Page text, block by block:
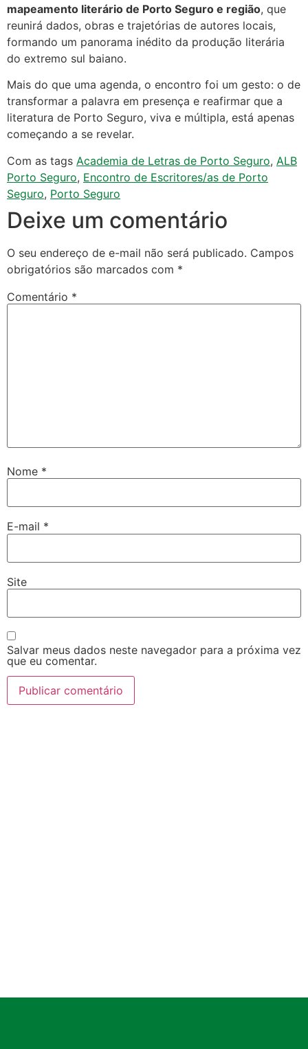
mapeamento literário de Porto Seguro e região, que
reunirá dados, obras e trajetórias de autores locais,
formando um panorama inédito da produção literária
do extremo sul baiano.
Mais do que uma agenda, o encontro foi um gesto: o de
transformar a palavra em presença e reafirmar que a
literatura de Porto Seguro, viva e múltipla, está apenas
começando a se revelar.
Com as tags Academia de Letras de Porto Seguro, ALB
Porto Seguro, Encontro de Escritores/as de Porto
Seguro, Porto Seguro
Deixe um comentário
O seu endereço de e-mail não será publicado. Campos
obrigatórios são marcados com *
Comentário *
Nome *
E-mail *
Site
Salvar meus dados neste navegador para a próxima vez
que eu comentar.